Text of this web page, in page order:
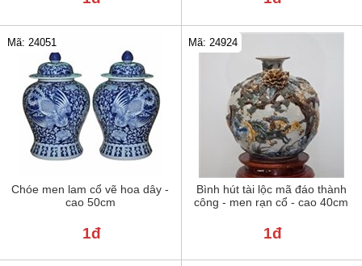
Chóe men lam cổ vẽ hoa dây -
cao 50cm
Mã: 24051
1đ
Bình hút tài lộc mã đáo thành
công - men rạn cổ - cao 40cm
Mã: 24924
1đ